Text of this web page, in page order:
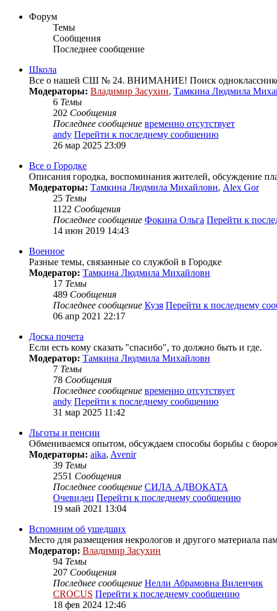
Форум
Темы
Сообщения
Последнее сообщение
Школа
Все о нашей СШ № 24. ВНИМАНИЕ! Поиск
Модераторы: Владимир Засухин, Тамкина Людмила
6 Темы
202 Сообщения
Последнее сообщение временно отсутствует
andy Перейти к последнему сообщению
26 мар 2025 23:09
Все о Городке
Описания городка, воспоминания жителей, обсуждение
Модераторы: Тамкина Людмила Михайловн, Alex Gor
25 Темы
1122 Сообщения
Последнее сообщение Фокина Ольга Перейти к
14 июн 2019 14:43
Военное
Разные темы, связанные со службой в Городке
Модератор: Тамкина Людмила Михайловн
17 Темы
489 Сообщения
Последнее сообщение Кузя Перейти к последнему
06 апр 2021 22:17
Доска почета
Если есть кому сказать "спасибо", то должно быть и где.
Модератор: Тамкина Людмила Михайловн
7 Темы
78 Сообщения
Последнее сообщение временно отсутствует
andy Перейти к последнему сообщению
31 мар 2025 11:42
Льготы и пенсии
Обмениваемся опытом, обсуждаем способы борьбы с
Модераторы: aika, Avenir
39 Темы
2551 Сообщения
Последнее сообщение СИЛА АДВОКАТА
Очевидец Перейти к последнему сообщению
19 май 2021 13:04
Вспомним об ушедших
Место для размещения некрологов и другого материала
Модератор: Владимир Засухин
94 Темы
207 Сообщения
Последнее сообщение Нелли Абрамовна Виленчик
CROCUS Перейти к последнему сообщению
18 фев 2024 12:46